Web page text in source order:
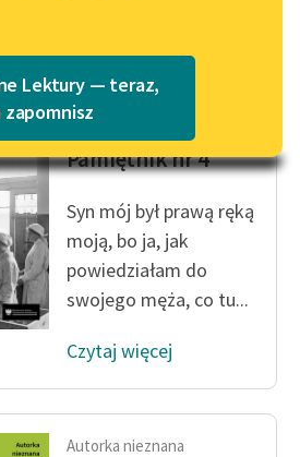
Katalog w formacie PDF
Lektury — teraz,
zapomnisz
Z pamiętników
bezrobotnych.
Pamiętnik nr 4
Syn mój był prawą ręką
moją, bo ja, jak
powiedziałam do
swojego męża, co tu...
Czytaj więcej
Autorka nieznana